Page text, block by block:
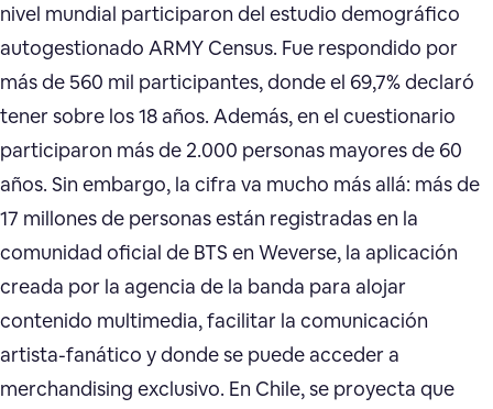
nivel mundial participaron del estudio demográfico
autogestionado ARMY Census. Fue respondido por
más de 560 mil participantes, donde el 69,7% declaró
tener sobre los 18 años. Además, en el cuestionario
participaron más de 2.000 personas mayores de 60
años. Sin embargo, la cifra va mucho más allá: más de
17 millones de personas están registradas en la
comunidad oficial de BTS en Weverse, la aplicación
creada por la agencia de la banda para alojar
contenido multimedia, facilitar la comunicación
artista-fanático y donde se puede acceder a
merchandising exclusivo. En Chile, se proyecta que